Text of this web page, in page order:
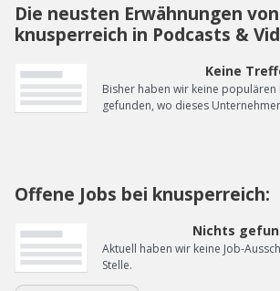
Die neusten Erwähnungen von
knusperreich in Podcasts &
Keine
Bisher haben wir keine
gefunden, wo dieses
Offene Jobs bei knusperreich:
Nichts
Aktuell haben wir keine Job-
Stelle.